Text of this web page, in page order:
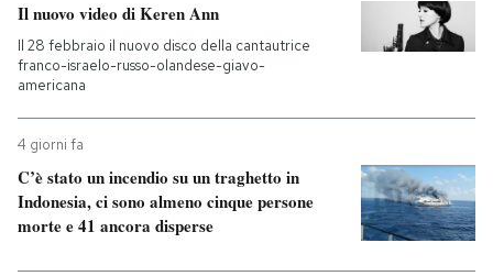
Il nuovo video di Keren Ann
Il 28 febbraio il nuovo disco della cantautrice
franco-israelo-russo-olandese-giavo-
americana
4 giorni fa
C’è stato un incendio su un traghetto in
Indonesia, ci sono almeno cinque persone
morte e 41 ancora disperse